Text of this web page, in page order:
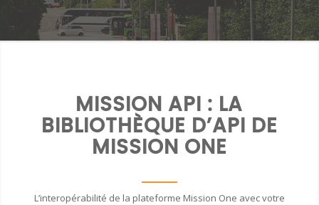
MISSION API : LA
BIBLIOTHÈQUE D’API DE
MISSION ONE
L’interopérabilité de la plateforme Mission One avec votre